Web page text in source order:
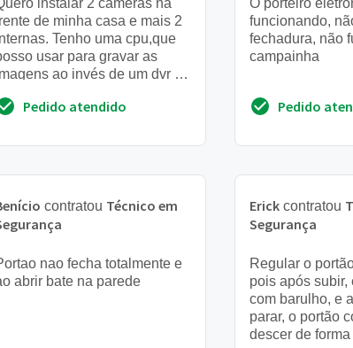
instalar 2 câmeras na
de minha casa e mais 2
Tenho uma cpu,que
usar para gravar as
ao invés de um dvr e
atuais via ...
Pedido atendido
O porteiro
funcionando,
fechadura, não
campainha
Pedido
contratou Técnico em
nao fecha totalmente e
abrir bate na parede
Erick contratou
Segurança
Regular o
pois após subir,
com barulho, e
parar, o portão
descer de